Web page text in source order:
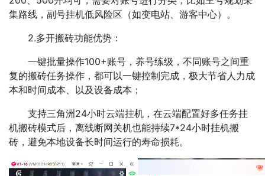
集路线，副号挂机低风险区（如变电站、游客中心）。
​​ 2.多开搬砖功能优势​​：
一键批量操作100+账号，养号练级，不同账号之间重
复的搬砖任务操作，都可以一键控制完成，极大节省人力成
本和时间成本、以及设备成本；
支持三角洲24小时云端挂机，在云端配置好多任务挂
机搬砖模式后，离线断网关机也能持续7*24小时挂机搬
砖，避免本地设备长时间运行的寿命损耗。